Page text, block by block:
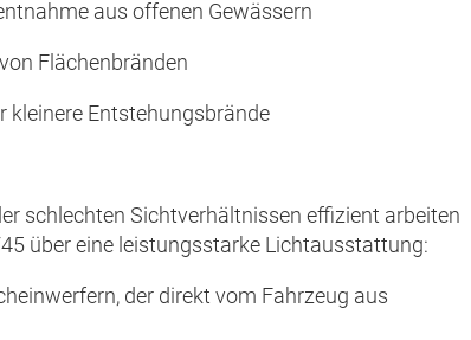
aus offenen Gewässern
Flächenbränden
kleinere Entstehungsbrände
schlechten Sichtverhältnissen effizient arbeiten
über eine leistungsstarke Lichtausstattung:
der direkt vom Fahrzeug aus